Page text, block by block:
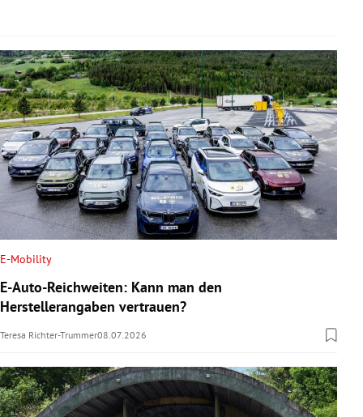
Untermenü
Untermenü
E-Mobility
E-Auto-Reichweiten: Kann man den
Herstellerangaben vertrauen?
Teresa Richter-Trummer08.07.2026